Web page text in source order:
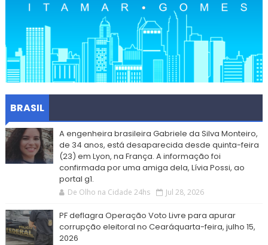
BRASIL
A engenheira brasileira Gabriele da Silva Monteiro,
de 34 anos, está desaparecida desde quinta-feira
(23) em Lyon, na França. A informação foi
confirmada por uma amiga dela, Lívia Possi, ao
portal g1.
De Olho na Cidade 24hs Jul 28, 2026
PF deflagra Operação Voto Livre para apurar
corrupção eleitoral no Cearáquarta-feira, julho 15,
2026